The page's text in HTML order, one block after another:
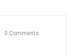
0 Comments